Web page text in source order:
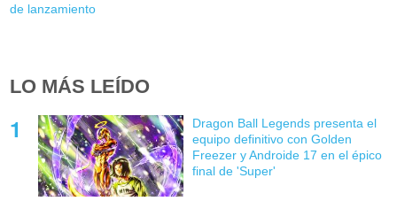
de lanzamiento
LO MÁS LEÍDO
Dragon Ball Legends presenta el
equipo definitivo con Golden
Freezer y Androide 17 en el épico
final de 'Super'